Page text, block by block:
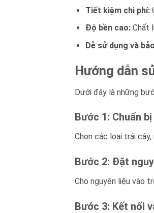
Tiết kiệm chi phí:
Độ bền cao:Chất
Dễ sử dụng và
Hướng dẫn
Dưới đây là những
Bước 1: Chuẩn
Chọn các loại trái
Bước 2: Đặt
Cho nguyên liệu vào
Bước 3: Kết nối